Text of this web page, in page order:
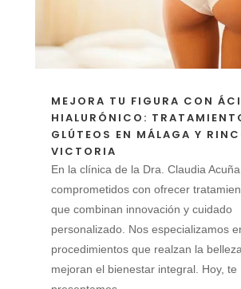
MEJORA TU FIGURA CON
HIALURÓNICO:
GLÚTEOS EN MÁLAGA Y
VICTORIA
En la clínica de la Dra. Claudia
comprometidos con ofrecer
que combinan innovación y cuidado
personalizado. Nos especializamos
procedimientos que realzan la
mejoran el bienestar integral. Hoy, te